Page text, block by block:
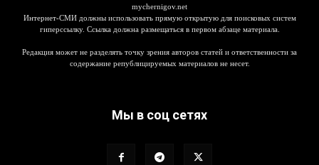
mychernigov.net
Интернет-СМИ должны использовать прямую открытую для поисковых систем
гиперссылку. Ссылка должна размещаться в первом абзаце материала.
Редакция может не разделять точку зрения авторов статей и ответственности за
содержание републицируемых материалов не несет.
Мы в соц сетях